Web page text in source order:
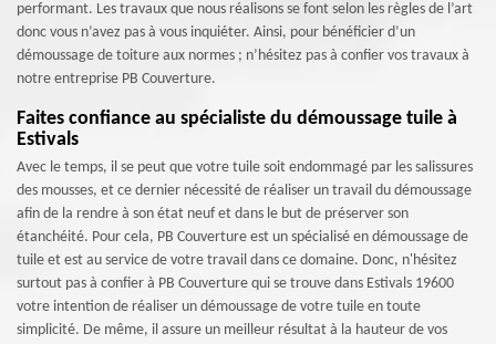
performant. Les travaux que nous réalisons se font selon les règles de l’art
donc vous n’avez pas à vous inquiéter. Ainsi, pour bénéficier d’un
démoussage de toiture aux normes ; n’hésitez pas à confier vos travaux à
notre entreprise PB Couverture.
Faites confiance au spécialiste du démoussage tuile à
Estivals
Avec le temps, il se peut que votre tuile soit endommagé par les salissures
des mousses, et ce dernier nécessité de réaliser un travail du démoussage
afin de la rendre à son état neuf et dans le but de préserver son
étanchéité. Pour cela, PB Couverture est un spécialisé en démoussage de
tuile et est au service de votre travail dans ce domaine. Donc, n'hésitez
surtout pas à confier à PB Couverture qui se trouve dans Estivals 19600
votre intention de réaliser un démoussage de votre tuile en toute
simplicité. De même, il assure un meilleur résultat à la hauteur de vos